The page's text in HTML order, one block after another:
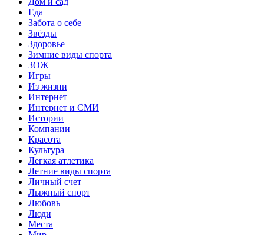
Еда
Забота о себе
Звёзды
Здоровье
Зимние виды спорта
ЗОЖ
Игры
Из жизни
Интернет
Интернет и СМИ
Истории
Компании
Красота
Культура
Легкая атлетика
Летние виды спорта
Личный счет
Лыжный спорт
Любовь
Люди
Места